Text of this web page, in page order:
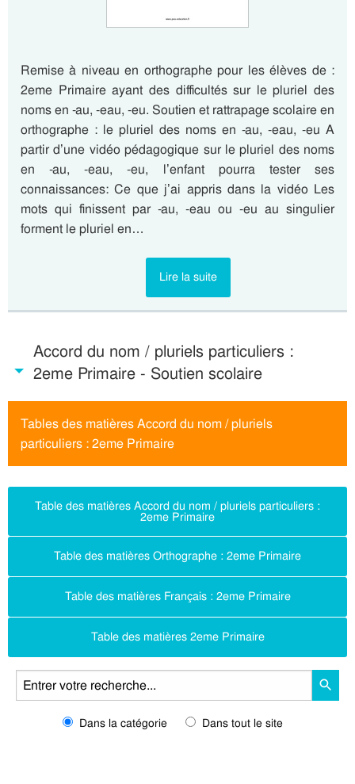
Remise à niveau en orthographe pour les élèves de :
2eme Primaire ayant des difficultés sur le pluriel des
noms en -au, -eau, -eu. Soutien et rattrapage scolaire en
orthographe : le pluriel des noms en -au, -eau, -eu A
partir d’une vidéo pédagogique sur le pluriel des noms
en -au, -eau, -eu, l’enfant pourra tester ses
connaissances: Ce que j’ai appris dans la vidéo Les
mots qui finissent par -au, -eau ou -eu au singulier
forment le pluriel en…
Lire la suite
Accord du nom / pluriels particuliers :
2eme Primaire - Soutien scolaire
Tables des matières Accord du nom / pluriels
particuliers : 2eme Primaire
Table des matières Accord du nom / pluriels particuliers :
2eme Primaire
Table des matières Orthographe : 2eme Primaire
Table des matières Français : 2eme Primaire
Table des matières 2eme Primaire
Dans la catégorie Dans tout le site